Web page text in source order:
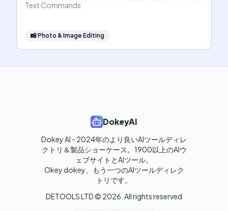
Text Commands
📸Photo & Image Editing
DokeyAI
Dokey AI - 2024年のより良いAIツールディレ
クトリ＆製品ショーケース。1900以上のAIウ
ェブサイトとAIツール。
Okey dokey、もう一つのAIツールディレク
トリです。
DETOOLS LTD © 2026 . All rights reserved